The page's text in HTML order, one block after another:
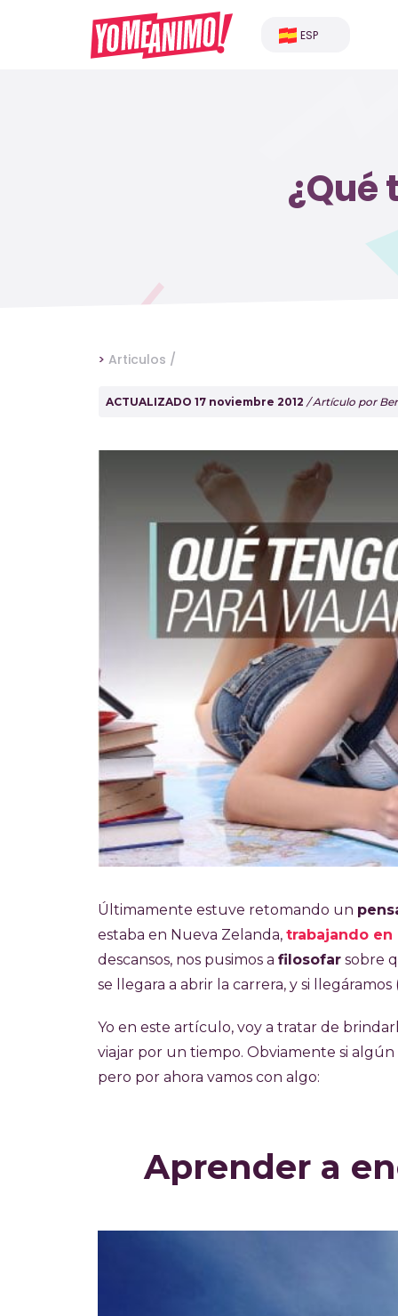
ESP
> Articulos /
ACTUALIZADO 17 noviembre 2012 / Artículo por
Últimamente estuve retomando un
estaba en Nueva Zelanda, trabajando en
descansos, nos pusimos a filosofar sobre
se llegara a abrir la carrera, y si
Yo en este artículo, voy a tratar de
viajar por un tiempo. Obviamente si algún
pero por ahora vamos con algo:
Aprender a